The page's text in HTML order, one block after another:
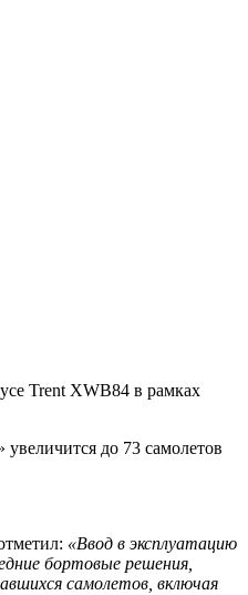
Trent XWB84 в рамках
увеличится до 73 самолетов
«Ввод в эксплуатацию
бортовые решения,
самолетов, включая